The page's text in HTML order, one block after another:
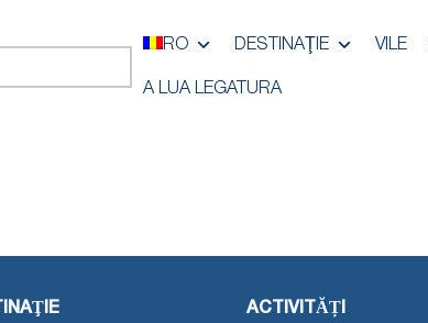
RO DESTINAŢIE VILE
A LUA LEGATURA
ACTIVITĂȚI